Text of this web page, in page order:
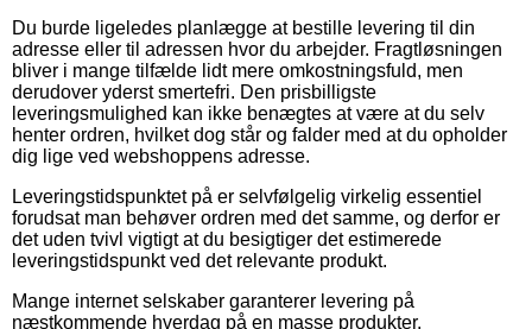
Du burde ligeledes planlægge at bestille levering til din
adresse eller til adressen hvor du arbejder. Fragtløsningen
bliver i mange tilfælde lidt mere omkostningsfuld, men
derudover yderst smertefri. Den prisbilligste
leveringsmulighed kan ikke benægtes at være at du selv
henter ordren, hvilket dog står og falder med at du opholder
dig lige ved webshoppens adresse.
Leveringstidspunktet på er selvfølgelig virkelig essentiel
forudsat man behøver ordren med det samme, og derfor er
det uden tvivl vigtigt at du besigtiger det estimerede
leveringstidspunkt ved det relevante produkt.
Mange internet selskaber garanterer levering på
næstkommende hverdag på en masse produkter,